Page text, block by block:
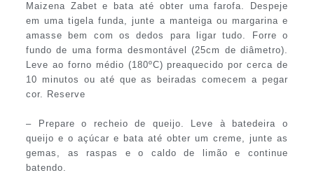
Maizena Zabet e bata até obter uma farofa. Despeje
em uma tigela funda, junte a manteiga ou margarina e
amasse bem com os dedos para ligar tudo. Forre o
fundo de uma forma desmontável (25cm de diâmetro).
Leve ao forno médio (180ºC) preaquecido por cerca de
10 minutos ou até que as beiradas comecem a pegar
cor. Reserve
– Prepare o recheio de queijo. Leve à batedeira o
queijo e o açúcar e bata até obter um creme, junte as
gemas, as raspas e o caldo de limão e continue
batendo.